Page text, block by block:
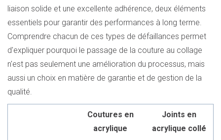
liaison solide et une excellente adhérence, deux éléments
essentiels pour garantir des performances à long terme.
Comprendre chacun de ces types de défaillances permet
d'expliquer pourquoi le passage de la couture au collage
n'est pas seulement une amélioration du processus, mais
aussi un choix en matière de garantie et de gestion de la
qualité.
Coutures en
acrylique
Joints en
acrylique collé